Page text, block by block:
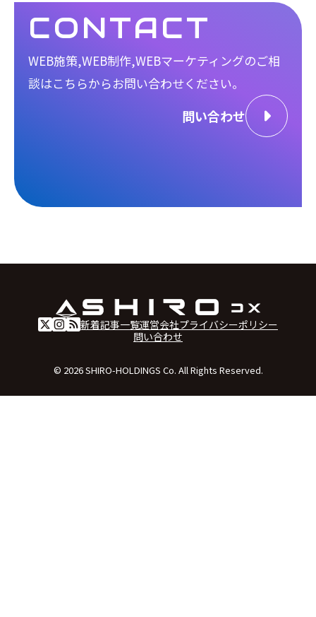
CONTACT
WEB施策,WEB制作,WEBマーケティングのご相
談はこちらからお問い合わせください。
問い合わせ
新着記事一覧運営会社プライバシーポリシー
問い合わせ
© 2026 SHIRO-HOLDINGS Co. All Rights Reserved.